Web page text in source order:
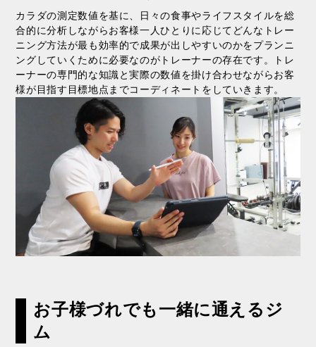
カラダの測定数値を基に、日々の食事やライフスタイルを総
合的に分析しながらお客様一人ひとりに応じてどんなトレー
ニング方法が最も効率的で成果が出しやすいのかをプランニ
ングしていくために必要なのがトレーナーの存在です。トレ
ーナーの専門的な知識と実際の数値を掛け合わせながらお客
様が目指す目標地点までコーディネートをしていきます。
お⼦様づれでも⼀緒に通えるジ
ム